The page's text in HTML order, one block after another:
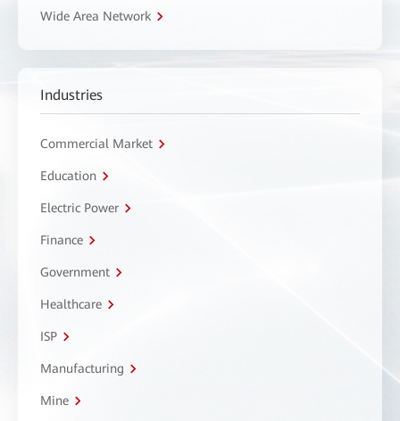
Wide Area Network
Industries
Commercial Market
Education
Electric Power
Finance
Government
Healthcare
ISP
Manufacturing
Mine